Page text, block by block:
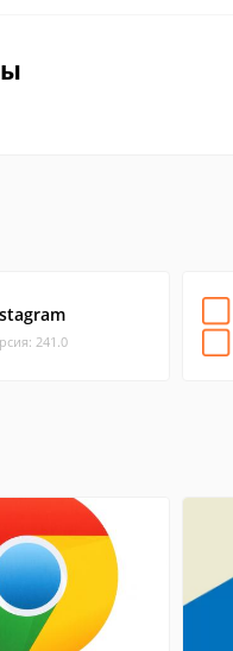
241.0